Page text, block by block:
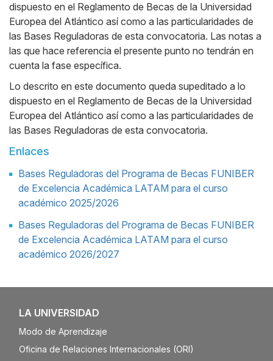
dispuesto en el Reglamento de Becas de la Universidad
Europea del Atlántico así como a las particularidades de
las Bases Reguladoras de esta convocatoria. Las notas a
las que hace referencia el presente punto no tendrán en
cuenta la fase específica.
Lo descrito en este documento queda supeditado a lo
dispuesto en el Reglamento de Becas de la Universidad
Europea del Atlántico así como a las particularidades de
las Bases Reguladoras de esta convocatoria.
Enlaces
Bases Reguladoras del Programa de Becas FUNIBER
de Excelencia Académica LATAM para el curso
académico 2025/2026
Bases Reguladoras del Programa de Becas FUNIBER
de Excelencia Académica LATAM para el curso
académico 2026/2027
Galería
LA UNIVERSIDAD
Modo de Aprendizaje
Oficina de Relaciones Internacionales (ORI)